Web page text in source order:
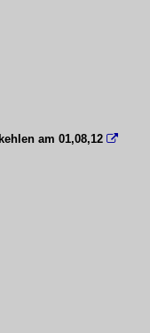
am 01,08,12 